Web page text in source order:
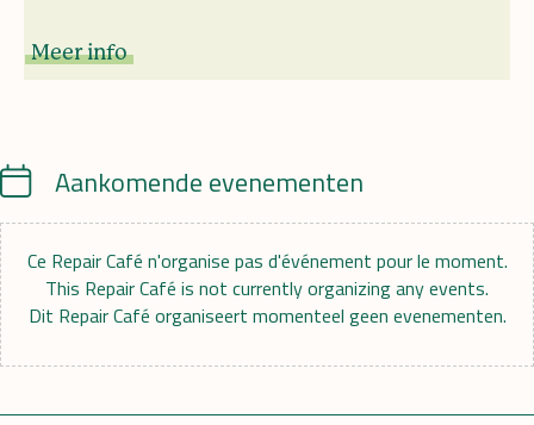
Meer info
CalendarAankomende evenementen
Ce Repair Café n'organise pas d'événement pour le moment.
This Repair Café is not currently organizing any events.
Dit Repair Café organiseert momenteel geen evenementen.